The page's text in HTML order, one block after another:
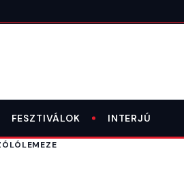
FESZTIVÁLOK INTERJÚ